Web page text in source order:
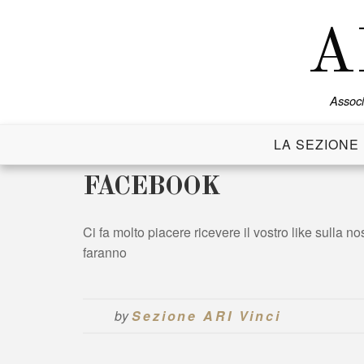
LA SEZIONE
FACEBOOK
Ci fa molto piacere ricevere il vostro like sulla
faranno
bySezione ARI Vinci